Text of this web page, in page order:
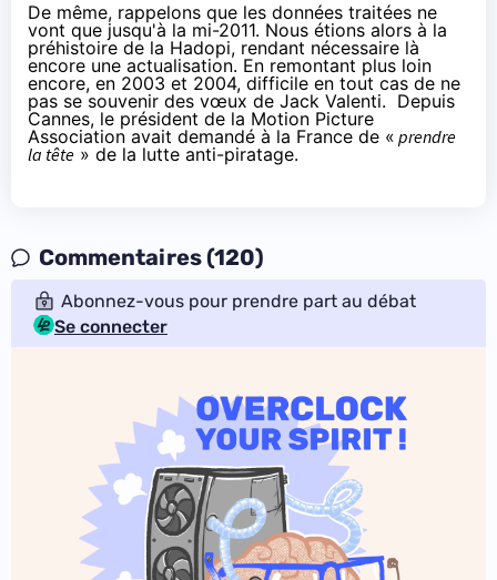
De même, rappelons que les données traitées ne
vont que jusqu'à la mi-2011. Nous étions alors à la
préhistoire de la Hadopi, rendant nécessaire là
encore une actualisation. En remontant plus loin
encore, en 2003 et 2004, difficile en tout cas de ne
pas se souvenir des vœux de Jack Valenti. Depuis
Cannes, le président de la Motion Picture
Association avait demandé à la France de « prendre
la tête » de la lutte anti-piratage.
Commentaires (120)
Abonnez-vous pour prendre part au débat
Se connecter